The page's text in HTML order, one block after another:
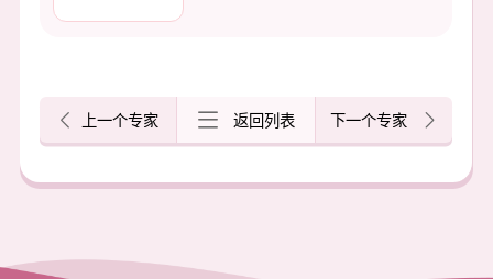
上一个专家 返回列表 下一个专家